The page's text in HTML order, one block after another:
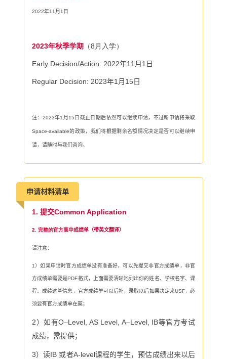
2022年11 月 1 日
2023年秋季学期 （8月入学）
Early Decision/Action: 2022年11 月 1 日
Regular Decision: 2023年1 月 15日
注： 2023年1 月 15 日截止日期后依然可以继续申请，不过新申请将采取
Space-available的政策，我们将根据剩余名额情况决定是否可以继续申
请，请随时与我们咨询。
申请材料清单
1. 提交Common Application
2. 完整的官方高中成绩单（带英文翻译）
请注意：
1）如果申请时官方成绩单没有准备好，可以先提交非官方成绩单，非官
方成绩单需要是PDF格式，上面需要清晰地列出你的姓名、学校名字、课
程、成绩这些信息，官方成绩单可以后补，录取以后如果决定来USF，必
须要有官方成绩单在案；
2）如有O–Level, AS Level, A–Level, IB等官方考试
成绩，需提供；
3）读IB 或者A-level课程的学生，预估成绩出来以后